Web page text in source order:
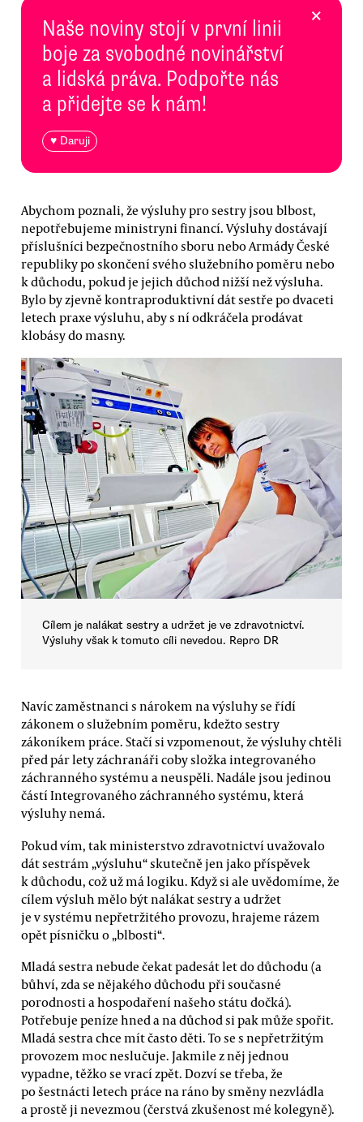
Naše noviny stojí v první linii
boje za svobodné novinářství
a lidská práva. Podpořte nás
a přidejte se k nám!
♥ Daruji
×
Abychom poznali, že výsluhy pro sestry jsou blbost,
nepotřebujeme ministryni financí. Výsluhy dostávají
příslušníci bezpečnostního sboru nebo Armády České
republiky po skončení svého služebního poměru nebo
k důchodu, pokud je jejich důchod nižší než výsluha.
Bylo by zjevně kontraproduktivní dát sestře po dvaceti
letech praxe výsluhu, aby s ní odkráčela prodávat
klobásy do masny.
Cílem je nalákat sestry a udržet je ve zdravotnictví.
Výsluhy však k tomuto cíli nevedou. Repro DR
Navíc zaměstnanci s nárokem na výsluhy se řídí
zákonem o služebním poměru, kdežto sestry
zákoníkem práce. Stačí si vzpomenout, že výsluhy chtěli
před pár lety záchranáři coby složka integrovaného
záchranného systému a neuspěli. Nadále jsou jedinou
částí Integrovaného záchranného systému, která
výsluhy nemá.
Pokud vím, tak ministerstvo zdravotnictví uvažovalo
dát sestrám „výsluhu“ skutečně jen jako příspěvek
k důchodu, což už má logiku. Když si ale uvědomíme, že
cílem výsluh mělo být nalákat sestry a udržet
je v systému nepřetržitého provozu, hrajeme rázem
opět písničku o „blbosti“.
Mladá sestra nebude čekat padesát let do důchodu (a
bůhví, zda se nějakého důchodu při současné
porodnosti a hospodaření našeho státu dočká).
Potřebuje peníze hned a na důchod si pak může spořit.
Mladá sestra chce mít často děti. To se s nepřetržitým
provozem moc neslučuje. Jakmile z něj jednou
vypadne, těžko se vrací zpět. Dozví se třeba, že
po šestnácti letech práce na ráno by směny nezvládla
a prostě ji nevezmou (čerstvá zkušenost mé kolegyně).